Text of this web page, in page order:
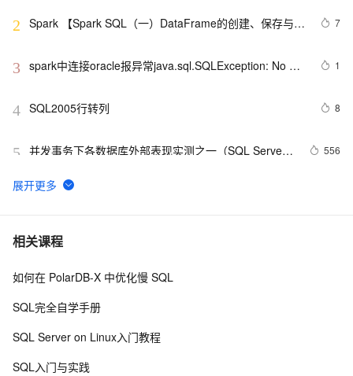
2 Spark 【Spark SQL（一）DataFrame的创建、保存与基
7
3 spark中连接oracle报异常java.sql.SQLException: No
1
4 SQL2005行转列 8
5 并发事务下各数据库外部表现实测之一（SQL Server
556
6 sql server 索引阐述系列二 索引存储结构
7 SQL Server和Oracle的常用函数对比 (转)
8 Flink SQL 中动态修改 DDL 的属性
10Sql结构修改
相关课程
如何在 PolarDB-X 中优化慢 SQL
SQL完全自学手册
SQL Server on Linux入门教程
SQL入门与实践